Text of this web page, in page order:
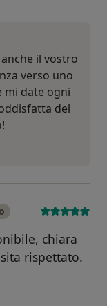
il vostro
verso uno
mi date ogni
del
chiara
rispettato.